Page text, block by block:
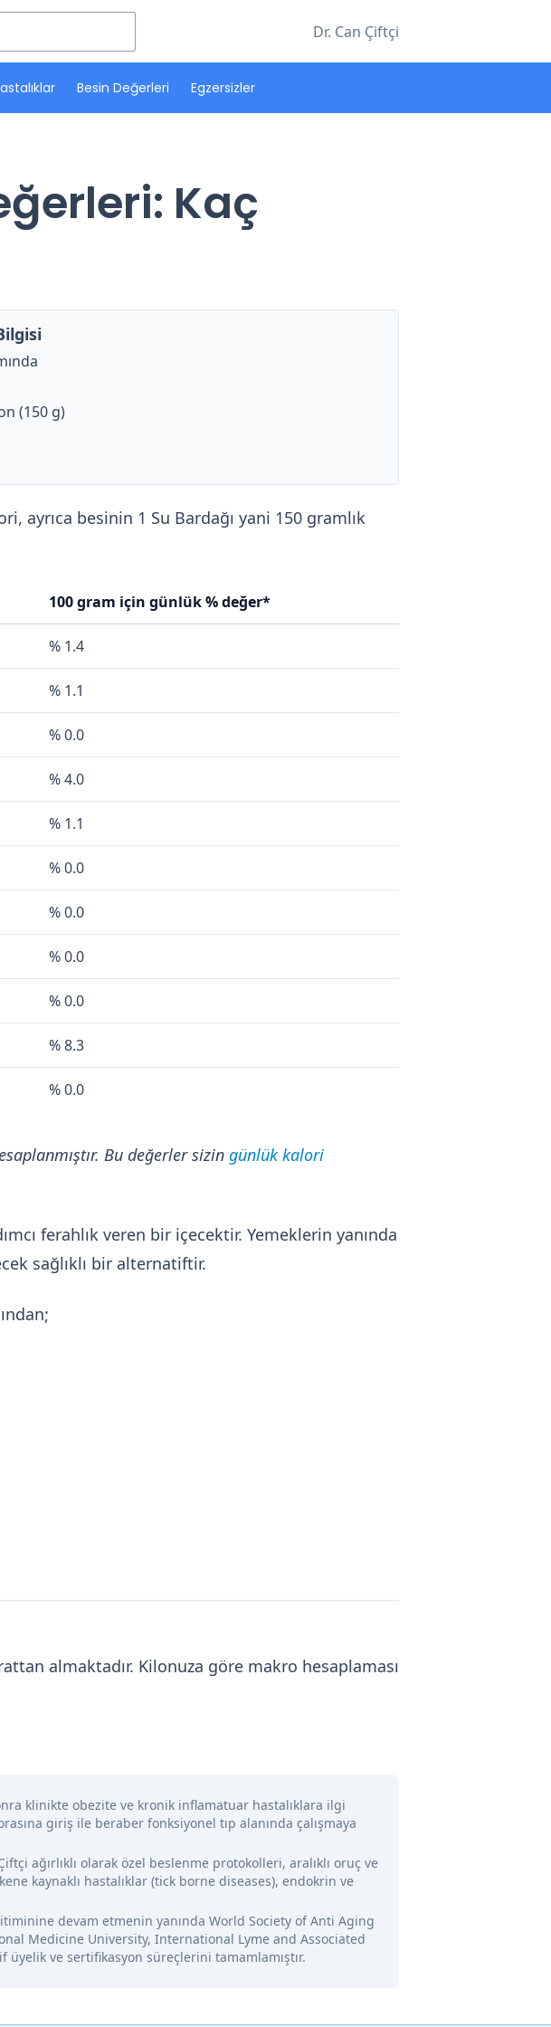
Dr. Can Çiftçi
Besin Değerleri Egzersizler
Kaç
(150 g)
ayrıca besinin 1 Su Bardağı yani 150 gramlık
100 gram için günlük % değer*
% 1.4
% 1.1
% 0.0
% 4.0
% 1.1
% 0.0
% 0.0
% 0.0
% 0.0
% 8.3
% 0.0
Bu değerler sizin günlük kalori
ferahlık veren bir içecektir. Yemeklerin yanında
sağlıklı bir alternatiftir.
almaktadır. Kilonuza göre makro hesaplaması
klinikte obezite ve kronik inflamatuar hastalıklara ilgi
giriş ile beraber fonksiyonel tıp alanında çalışmaya
ağırlıklı olarak özel beslenme protokolleri, aralıklı oruç ve
kaynaklı hastalıklar (tick borne diseases), endokrin ve
devam etmenin yanında World Society of Anti Aging
Medicine University, International Lyme and Associated
ve sertifikasyon süreçlerini tamamlamıştır.